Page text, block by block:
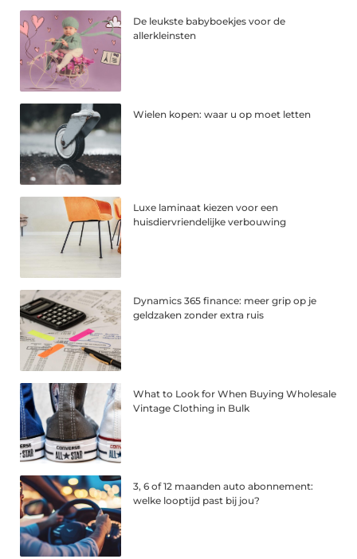
De leukste babyboekjes voor de
allerkleinsten
Wielen kopen: waar u op moet letten
Luxe laminaat kiezen voor een
huisdiervriendelijke verbouwing
Dynamics 365 finance: meer grip op je
geldzaken zonder extra ruis
What to Look for When Buying Wholesale
Vintage Clothing in Bulk
3, 6 of 12 maanden auto abonnement:
welke looptijd past bij jou?